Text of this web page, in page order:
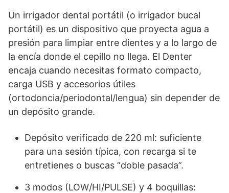
Un irrigador dental portátil (o irrigador bucal
portátil) es un dispositivo que proyecta agua a
presión para limpiar entre dientes y a lo largo de
la encía donde el cepillo no llega. El Denter
encaja cuando necesitas formato compacto,
carga USB y accesorios útiles
(ortodoncia/periodontal/lengua) sin depender de
un depósito grande.
Depósito verificado de 220 ml: suficiente
para una sesión típica, con recarga si te
entretienes o buscas “doble pasada”.
3 modos (LOW/HI/PULSE) y 4 boquillas: